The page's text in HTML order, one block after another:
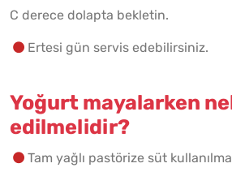
C derece dolapta bekletin.
Ertesi gün servis edebilirsiniz.
Yoğurt mayalarken
edilmelidir?
Tam yağlı pastörize süt